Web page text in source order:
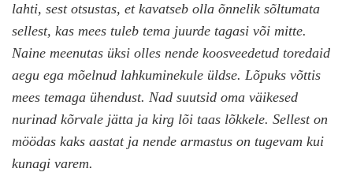
lahti, sest otsustas, et kavatseb olla õnnelik sõltumata
sellest, kas mees tuleb tema juurde tagasi või mitte.
Naine meenutas üksi olles nende koosveedetud toredaid
aegu ega mõelnud lahkuminekule üldse. Lõpuks võttis
mees temaga ühendust. Nad suutsid oma väikesed
nurinad kõrvale jätta ja kirg lõi taas lõkkele. Sellest on
möödas kaks aastat ja nende armastus on tugevam kui
kunagi varem.